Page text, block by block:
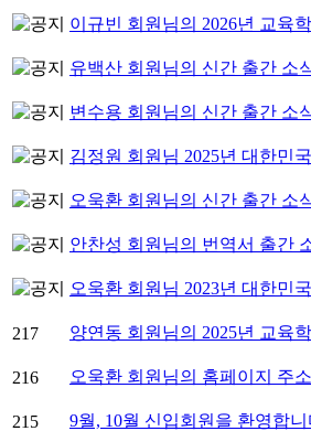
이규빈 회원님의 2026년 교육
유백산 회원님의 신간 출간 소
변수용 회원님의 신간 출간 소
김정원 회원님 2025년 대한민
오욱환 회원님의 신간 출간 소
안찬성 회원님의 번역서 출간
오욱환 회원님 2023년 대한민
217
양연동 회원님의 2025년 교육
216
오욱환 회원님의 홈페이지 주
215
9월, 10월 신입회원을 환영합니